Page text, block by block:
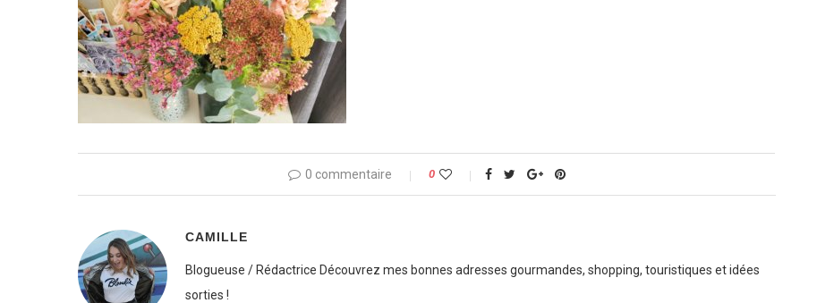
0 commentaire 0
CAMILLE
Blogueuse / Rédactrice Découvrez mes bonnes adresses gourmandes, shopping, touristiques et idées
sorties !